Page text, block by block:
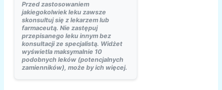
Przed zastosowaniem
jakiegokolwiek leku zawsze
skonsultuj się z lekarzem lub
farmaceutą. Nie zastępuj
przepisanego leku innym bez
konsultacji ze specjalistą. Widżet
wyświetla maksymalnie 10
podobnych leków (potencjalnych
zamienników), może by ich więcej.